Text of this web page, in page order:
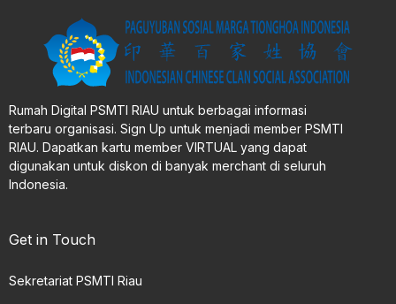
Rumah Digital PSMTI RIAU untuk berbagai informasi
terbaru organisasi. Sign Up untuk menjadi member PSMTI
RIAU. Dapatkan kartu member VIRTUAL yang dapat
digunakan untuk diskon di banyak merchant di seluruh
Indonesia.
Get in Touch
Sekretariat PSMTI Riau